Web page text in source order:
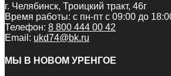
г. Челябинск, Троицкий тракт, 46г
Время работы: с пн-пт с 09:00 до
Телефон: 8 800 444 00 42
Email: ukd74@bk.ru
МЫ В НОВОМ УРЕНГОЕ